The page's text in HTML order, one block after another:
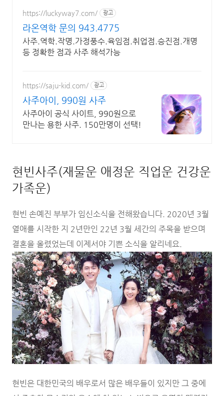
https://luckyway7.com/ 광고
라온역학 문의 943.4775
사주.역학.작명.가정풍수.육임점.취업점.승진점.개명
등 정확한 점과 사주 해석가능
https://saju-kid.com/ 광고
사주아이, 990원 사주
사주아이 공식 사이트, 990원으로
만나는 용한 사주. 150만명이 선택!
현빈사주(재물운 애정운 직업운 건강운
가족운)
현빈 손예진 부부가 임신소식을 전해왔습니다. 2020년 3월
열애를 시작한 지 2년만인 22년 3월 세간의 주목을 받으며
결혼을 올렸었는데 이제서야 기쁜 소식을 알리네요.
현빈은 대한민국의 배우로서 많은 배우들이 있지만 그 중에